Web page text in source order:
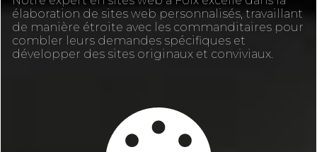
élaboration de sites web personnalisés, travaillant
de manière étroite avec les commanditaires pour
combler leurs demandes spécifiques et
développer des sites originaux et conviviaux.